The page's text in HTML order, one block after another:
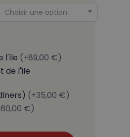
Choisir une option
l'île (+89,00 €)
de l'île
(+35,00 €)
€)